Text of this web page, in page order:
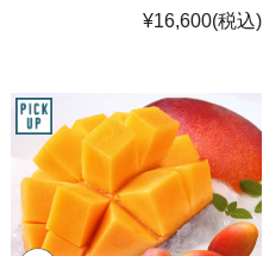
¥16,600(税込)